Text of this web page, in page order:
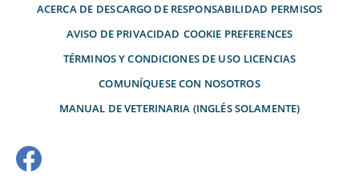
ACERCA DE DESCARGO DE RESPONSABILIDAD PERMISOS
AVISO DE PRIVACIDAD COOKIE PREFERENCES
TÉRMINOS Y CONDICIONES DE USO LICENCIAS
COMUNÍQUESE CON NOSOTROS
MANUAL DE VETERINARIA (INGLÉS SOLAMENTE)